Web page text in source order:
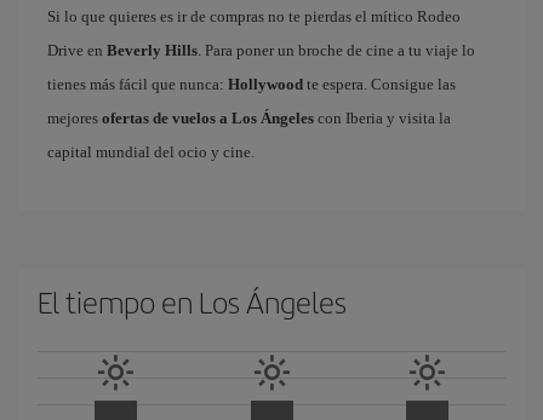
Si lo que quieres es ir de compras no te pierdas el mítico Rodeo
Drive en Beverly Hills. Para poner un broche de cine a tu viaje lo
tienes más fácil que nunca: Hollywood te espera. Consigue las
mejores ofertas de vuelos a Los Ángeles con Iberia y visita la
capital mundial del ocio y cine.
El tiempo en Los Ángeles